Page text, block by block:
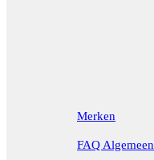
Merken
FAQ Algemeen